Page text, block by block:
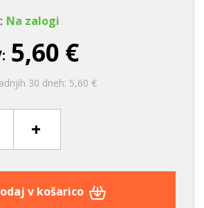
Na zalogi
5,60 €
30 dneh: 5,60 €
+
v košarico